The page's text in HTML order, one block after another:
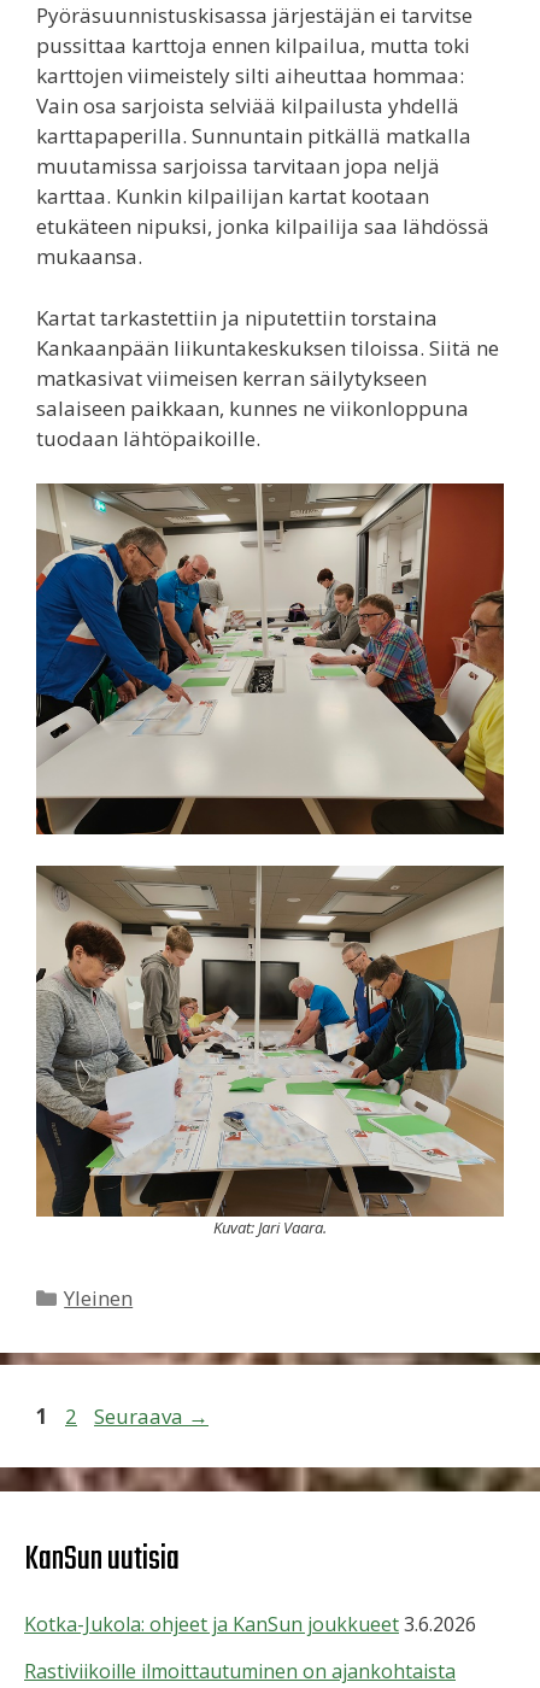
Pyöräsuunnistuskisassa järjestäjän ei tarvitse
pussittaa karttoja ennen kilpailua, mutta toki
karttojen viimeistely silti aiheuttaa hommaa:
Vain osa sarjoista selviää kilpailusta yhdellä
karttapaperilla. Sunnuntain pitkällä matkalla
muutamissa sarjoissa tarvitaan jopa neljä
karttaa. Kunkin kilpailijan kartat kootaan
etukäteen nipuksi, jonka kilpailija saa lähdössä
mukaansa.
Kartat tarkastettiin ja niputettiin torstaina
Kankaanpään liikuntakeskuksen tiloissa. Siitä ne
matkasivat viimeisen kerran säilytykseen
salaiseen paikkaan, kunnes ne viikonloppuna
tuodaan lähtöpaikoille.
Kuvat: Jari Vaara.
Kategoriat
Yleinen
Sivu
1 Sivu
2 Seuraava →
KanSun uutisia
Kotka-Jukola: ohjeet ja KanSun joukkueet3.6.2026
Rastiviikoille ilmoittautuminen on ajankohtaista